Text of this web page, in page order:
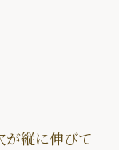
縦に伸びて